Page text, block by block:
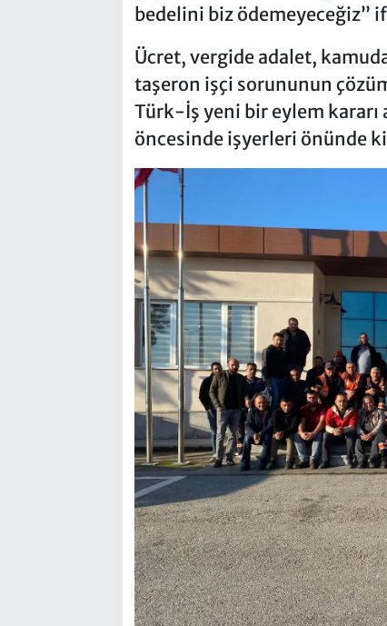
bedelini biz ödemeyeceğiz”
Ücret, vergide adalet,
taşeron işçi sorununun
Türk-İş yeni bir eylem
öncesinde işyerleri önünde